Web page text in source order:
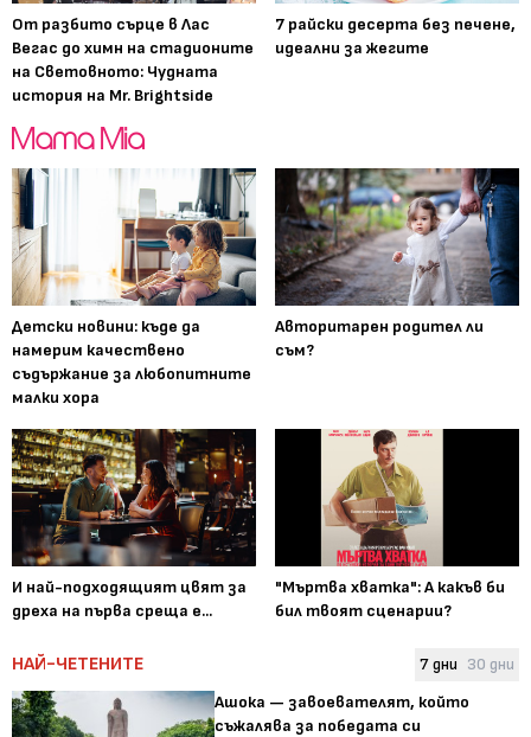
От разбито сърце в Лас
Вегас до химн на стадионите
на Световното: Чудната
история на Mr. Brightside
7 райски десерта без печене,
идеални за жегите
Детски новини: къде да
намерим качествено
съдържание за любопитните
малки хора
Авторитарен родител ли
съм?
И най-подходящият цвят за
дреха на първа среща е...
"Мъртва хватка": А какъв би
бил твоят сценарии?
НАЙ-ЧЕТЕНИТЕ 7 дни 30 дни
Ашока — завоевателят, който
съжалява за победата си